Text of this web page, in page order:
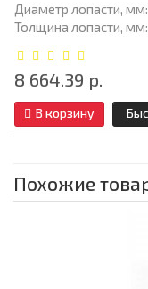
Диаметр лопасти, мм:
Толщина лопасти, мм:
8 664.39 р.
В корзину
Похожие